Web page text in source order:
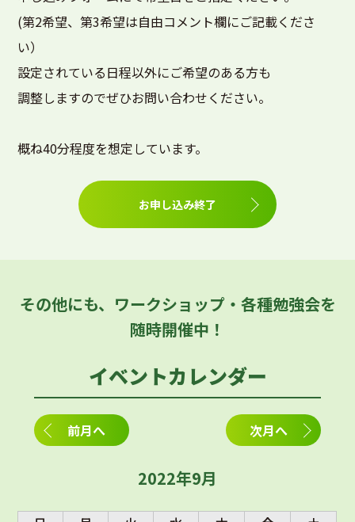
(第2希望、第3希望は自由コメント欄にご記載くださ
い）
設定されている日程以外にご希望のある方も
調整しますのでぜひお問い合わせください。
概ね40分程度を想定しています。
お申し込み終了
その他にも、ワークショップ・各種勉強会を
随時開催中！
イベントカレンダー
前月へ 次月へ
2022年9月